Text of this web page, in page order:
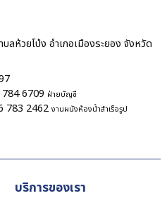
ลห้วยโป่ง อำเภอเมืองระยอง จังหวัด
6709 ฝ่ายบัญชี
783 2462 งานผนังห้องน้ำสำเร็จรูป
บริการของเรา